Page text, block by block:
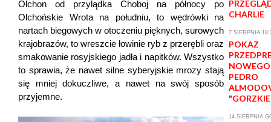
Olchon od przylądka Choboj na północy po
Olchońskie Wrota na południu, to wędrówki na
nartach biegowych w otoczeniu pięknych, surowych
krajobrazów, to wreszcie łowinie ryb z przerębli oraz
smakowanie rosyjskiego jadła i napitków. Wszystko
to sprawia, że nawet silne syberyjskie mrozy stają
się mniej dokuczliwe, a nawet na swój sposób
przyjemne.
CHARLIE
7 SIERPNIA
POKAZ
PEDRO
14 SIERPNIA